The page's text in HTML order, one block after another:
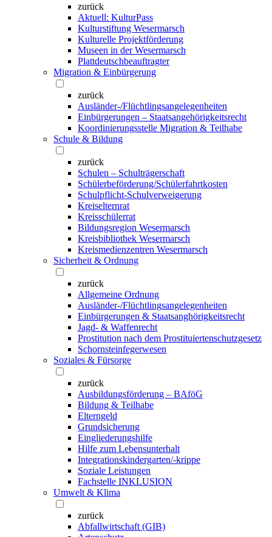
zurück
Aktuell: KulturPass
Kulturstiftung Wesermarsch
Kulturelle Projektförderung
Museen in der Wesermarsch
Plattdeutschbeauftragter
Migration & Einbürgerung
zurück
Ausländer-/Flüchtlingsangelegenheiten
Einbürgerungen – Staatsangehörigkeitsrecht
Koordinierungsstelle Migration & Teilhabe
Schule & Bildung
zurück
Schulen – Schulträgerschaft
Schülerbeförderung/Schülerfahrtkosten
Schulpflicht-Schulverweigerung
Kreiselternrat
Kreisschülerrat
Bildungsregion Wesermarsch
Kreisbibliothek Wesermarsch
Kreismedienzentren Wesermarsch
Sicherheit & Ordnung
zurück
Allgemeine Ordnung
Ausländer-/Flüchtlingsangelegenheiten
Einbürgerungen & Staatsanghörigkeitsrecht
Jagd- & Waffenrecht
Prostitution nach dem Prostituiertenschutzgesetz
Schornsteinfegerwesen
Soziales & Fürsorge
zurück
Ausbildungsförderung – BAföG
Bildung & Teilhabe
Elterngeld
Grundsicherung
Eingliederungshilfe
Hilfe zum Lebensunterhalt
Integrationskindergarten/-krippe
Soziale Leistungen
Fachstelle INKLUSION
Umwelt & Klima
zurück
Abfallwirtschaft (GIB)